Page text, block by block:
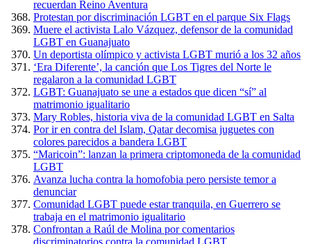
recuerdan Reino Aventura
Protestan por discriminación LGBT en el parque Six Flags
Muere el activista Lalo Vázquez, defensor de la comunidad
LGBT en Guanajuato
Un deportista olímpico y activista LGBT murió a los 32 años
‘Era Diferente’, la canción que Los Tigres del Norte le
regalaron a la comunidad LGBT
LGBT: Guanajuato se une a estados que dicen “sí” al
matrimonio igualitario
Mary Robles, historia viva de la comunidad LGBT en Salta
Por ir en contra del Islam, Qatar decomisa juguetes con
colores parecidos a bandera LGBT
“Maricoin”: lanzan la primera criptomoneda de la comunidad
LGBT
Avanza lucha contra la homofobia pero persiste temor a
denunciar
Comunidad LGBT puede estar tranquila, en Guerrero se
trabaja en el matrimonio igualitario
Confrontan a Raúl de Molina por comentarios
discriminatorios contra la comunidad LGBT